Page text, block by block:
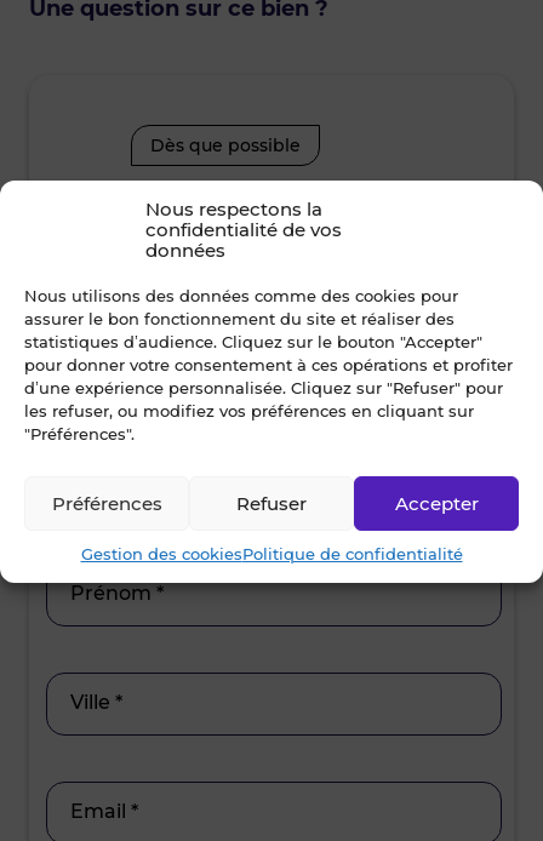
Nous respectons la
confidentialité de vos
données
Nous utilisons des données comme des cookies pour
assurer le bon fonctionnement du site et réaliser des
statistiques d’audience. Cliquez sur le bouton "Accepter"
pour donner votre consentement à ces opérations et profiter
d’une expérience personnalisée. Cliquez sur "Refuser" pour
les refuser, ou modifiez vos préférences en cliquant sur
"Préférences".
Accepter
Refuser
Préférences
Gestion des cookiesPolitique de confidentialité
Une question sur ce bien ?
Dès que possible
lundi • 10 août 2026
Je suis disponible toute la journée
12h00 - 14h00 14h00 - 15h30
15h30 - 17h00 17h00 - 19h00
08h30 -
12h00 -
Prénom *
Ville *
Email *